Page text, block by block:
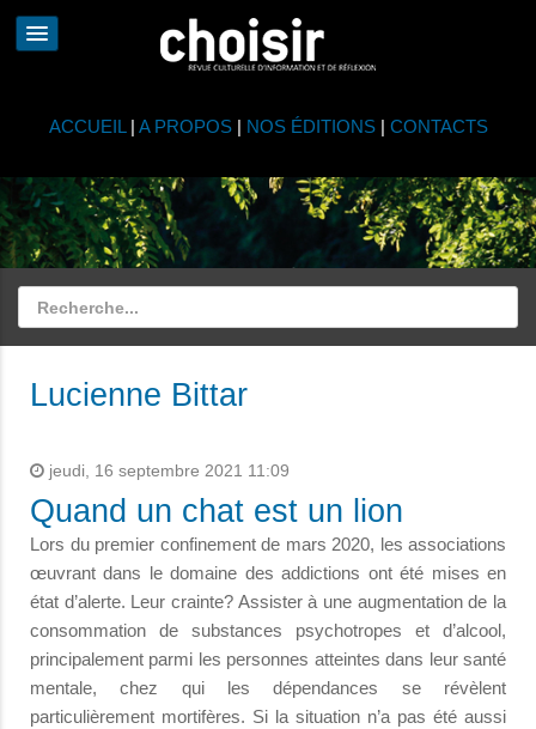
ACCUEIL | A PROPOS| NOS ÉDITIONS| CONTACTS
Lucienne Bittar
jeudi, 16 septembre 2021 11:09
Quand un chat est un lion
Lors du premier confinement de mars 2020, les associations
œuvrant dans le domaine des addictions ont été mises en
état d’alerte. Leur crainte? Assister à une augmentation de la
consommation de substances psychotropes et d’alcool,
principalement parmi les personnes atteintes dans leur santé
mentale, chez qui les dépendances se révèlent
particulièrement mortifères. Si la situation n’a pas été aussi